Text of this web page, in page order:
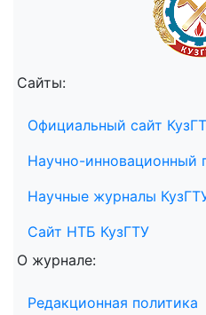
Сайты:
Официальный сайт
Научно-инновационный
Научные журналы
Сайт НТБ КузГТУ
О журнале:
Редакционная политика